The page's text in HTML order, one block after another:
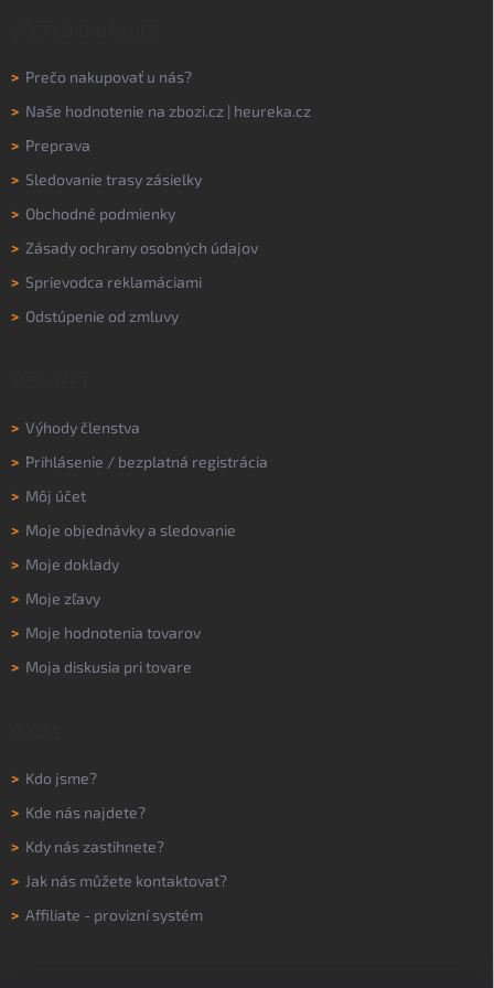
> Prečo nakupovať u nás?
> Naše hodnotenie na zbozi.cz | heureka.cz
> Preprava
> Sledovanie trasy zásielky
> Obchodné podmienky
> Zásady ochrany osobných údajov
> Sprievodca reklamáciami
> Odstúpenie od zmluvy
> Výhody členstva
> Prihlásenie / bezplatná registrácia
> Môj účet
> Moje objednávky a sledovanie
> Moje doklady
> Moje zľavy
> Moje hodnotenia tovarov
> Moja diskusia pri tovare
> Kdo jsme?
> Kde nás najdete?
> Kdy nás zastihnete?
> Jak nás můžete kontaktovat?
> Affiliate - provizní systém